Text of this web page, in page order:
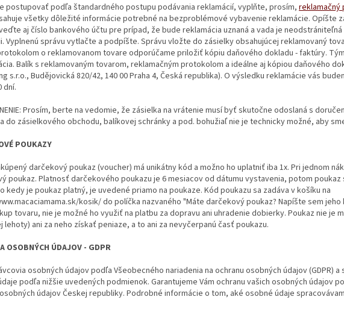
postupovať podľa štandardného postupu podávania reklamácií, vyplňte, prosím,
všetky dôležité informácie potrebné na bezproblémové vybavenie reklamácie. Opíšte
aj číslo bankového účtu pre prípad, že bude reklamácia uznaná a vada je
Vyplnenú správu vytlačte a podpíšte. Správu vložte do zásielky obsahujúcej reklamovaný
o reklamovanom tovare odporúčame priložiť kópiu daňového dokladu - faktúry.
Balík s reklamovaným tovarom, reklamačným protokolom a ideálne aj kópiou daňového
s.r.o., Budějovická 820/42, 140 00 Praha 4, Česká republika). O výsledku reklamácie vás
dní.
Prosím, berte na vedomie, že zásielka na vrátenie musí byť skutočne odoslaná s
do zásielkového obchodu, balíkovej schránky a pod. bohužiaľ nie je technicky možné, aby
POUKAZY
darčekový poukaz (voucher) má unikátny kód a možno ho uplatniť iba 1x. Pri jednom
poukaz. Platnosť darčekového poukazu je 6 mesiacov od dátumu vystavenia, potom
kedy je poukaz platný, je uvedené priamo na poukaze. Kód poukazu sa zadáva v košíku na
kosik/ do políčka nazvaného "Máte darčekový poukaz? Napíšte sem jeho
tovaru, nie je možné ho využiť na platbu za dopravu ani uhradenie dobierky. Poukaz nie je
lehoty) ani za neho získať peniaze, a to ani za nevyčerpanú časť poukazu.
OSOBNÝCH ÚDAJOV - GDPR
osobných údajov podľa Všeobecného nariadenia na ochranu osobných údajov (GDPR)
podľa nižšie uvedených podmienok. Garantujeme Vám ochranu vašich osobných údajov
údajov Českej republiky. Podrobné informácie o tom, aké osobné údaje